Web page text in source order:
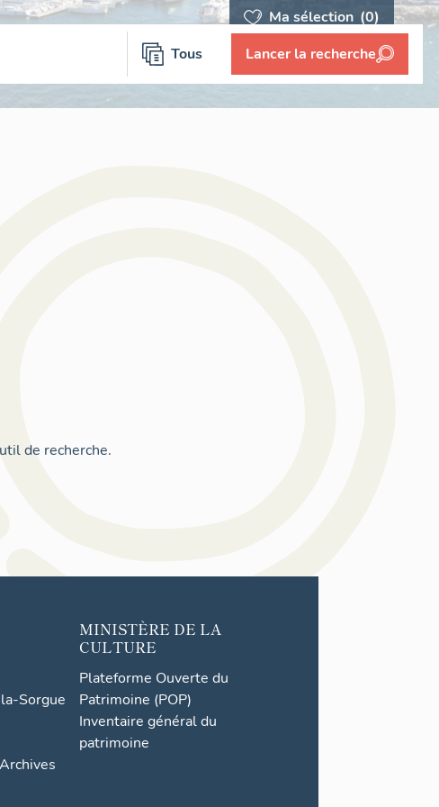
Ma sélection (0)
Tous Lancer la recherche
de recherche.
Sorgue
MINISTÈRE DE LA
CULTURE
Plateforme Ouverte du
Patrimoine (POP)
Inventaire général du
patrimoine